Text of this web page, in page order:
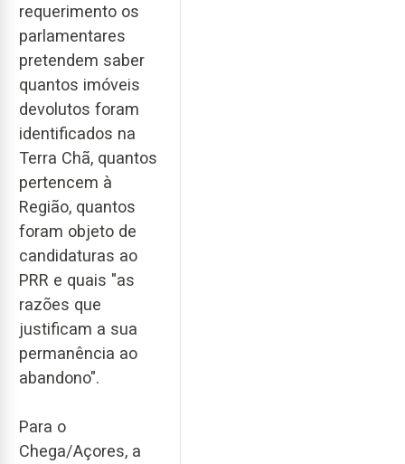
requerimento os
parlamentares
pretendem saber
quantos imóveis
devolutos foram
identificados na
Terra Chã, quantos
pertencem à
Região, quantos
foram objeto de
candidaturas ao
PRR e quais "as
razões que
justificam a sua
permanência ao
abandono".
Para o
Chega/Açores, a